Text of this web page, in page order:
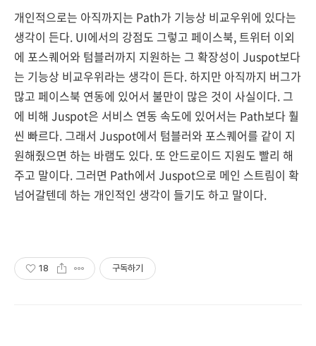
개인적으로는 아직까지는 Path가 기능상 비교우위에 있다는
생각이 든다. UI에서의 강점도 그렇고 페이스북, 트위터 이외
에 포스퀘어와 텀블러까지 지원하는 그 확장성이 Juspot보다
는 기능상 비교우위라는 생각이 든다. 하지만 아직까지 버그가
많고 페이스북 연동에 있어서 불만이 많은 것이 사실이다. 그
에 비해 Juspot은 서비스 연동 속도에 있어서는 Path보다 훨
씬 빠르다. 그래서 Juspot에서 텀블러와 포스퀘어를 같이 지
원해줬으면 하는 바램도 있다. 또 안드로이드 지원도 빨리 해
주고 말이다. 그러면 Path에서 Juspot으로 메인 스트림이 확
넘어갈텐데 하는 개인적인 생각이 들기도 하고 말이다.
18 구독하기